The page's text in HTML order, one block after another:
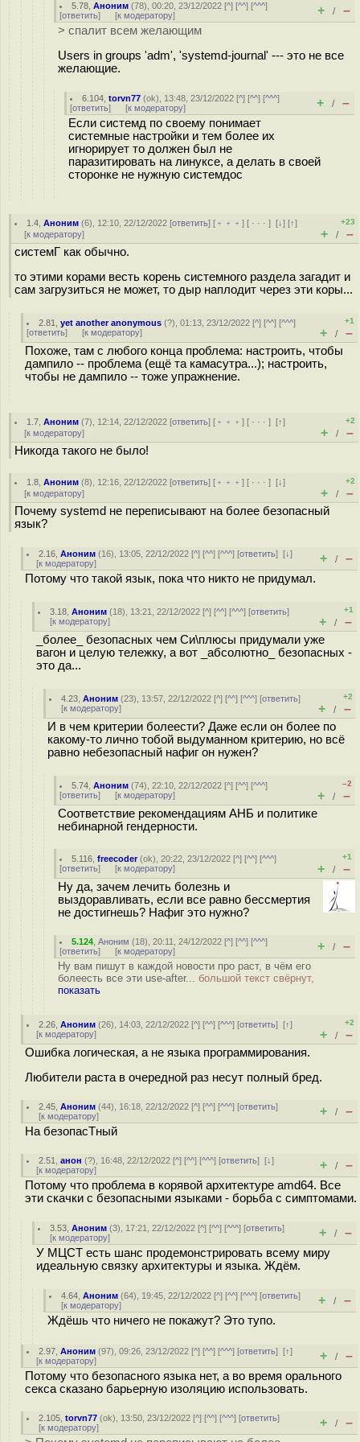
5.78 ,Аноним (78), 00:20, 23/12/2022 [^] [^^] [^^^]
[ответить] [к модератору] + / –
> спалит всем желающим
Users in groups 'adm', 'systemd-journal' --- это не все
желающие.
6.104 ,torvn77 (ok), 13:48, 23/12/2022 [^] [^^] [^^^]
[ответить] [к модератору] + / –
Если системд по своему понимает
системные настройки и тем более их
игнорирует то должен был не
паразитировать на линуксе, а делать в своей
сторонке не нужную системдос
1.4 ,Аноним (6), 12:10, 22/12/2022 [ответить] [ ﹢﹢﹢] [ · · ·][↓] [↑]
[к модератору]
+23
+ / –
системГ как обычно.
то этими корами весть корень системного раздела загадит и
сам загрузиться не может, то дыр наплодит через эти коры...
2.81 ,yet another anonymous (?), 01:13, 23/12/2022 [^] [^^] [^^^]
[ответить] [к модератору]
+1
+ / –
Похоже, там с любого конца проблема: настроить, чтобы
дампило -- проблема (ещё та камасутра...); настроить,
чтобы не дампило -- тоже упражнение.
1.7 ,Аноним (7), 12:14, 22/12/2022 [ответить] [ ﹢﹢﹢] [ · · ·][↑]
[к модератору]
+2
+ / –
Никогда такого не было!
1.8 ,Аноним (8), 12:16, 22/12/2022 [ответить] [ ﹢﹢﹢] [ · · ·][↓]
[к модератору]
+2
+ / –
Почему systemd не переписывают на более безопасный
язык?
2.16 ,Аноним (16), 13:05, 22/12/2022 [^] [^^] [^^^] [ответить][↓]
[к модератору] + / –
Потому что такой язык, пока что никто не придумал.
3.18 ,Аноним (18), 13:21, 22/12/2022 [^] [^^] [^^^] [ответить]
[к модератору]
+1
+ / –
_более_ безопасных чем Си\плюсы придумали уже
вагон и целую тележку, а вот _абсолютно_ безопасных -
это да...
4.23 ,Аноним (23), 13:57, 22/12/2022 [^] [^^] [^^^] [ответить]
[к модератору]
+2
+ / –
И в чем критерии болеести? Даже если он более по
какому-то лично тобой выдуманном критерию, но всё
равно небезопасный нафиг он нужен?
5.74 ,Аноним (74), 22:10, 22/12/2022 [^] [^^] [^^^]
[ответить] [к модератору]
–2
+ / –
Соответствие рекомендациям АНБ и политике
небинарной гендерности.
5.116 ,freecoder(ok), 20:22, 23/12/2022 [^] [^^] [^^^]
[ответить] [к модератору]
+1
+ / –
Ну да, зачем лечить болезнь и
выздоравливать, если все равно бессмертия
не достигнешь? Нафиг это нужно?
5.124 ,Аноним (18), 20:11, 24/12/2022 [^] [^^] [^^^]
[ответить] [к модератору] + / –
Ну вам пишут в каждой новости про раст, в чём его
болеесть все эти use-after... большой текст свёрнут,
показать
2.26 ,Аноним (26), 14:03, 22/12/2022 [^] [^^] [^^^] [ответить][↑]
[к модератору]
+2
+ / –
Ошибка логическая, а не языка программирования.
Любители раста в очередной раз несут полный бред.
2.45 ,Аноним (44), 16:18, 22/12/2022 [^] [^^] [^^^] [ответить]
[к модератору] + / –
На безопасТный
2.51 ,анон (?), 16:48, 22/12/2022 [^] [^^] [^^^] [ответить][↓]
[к модератору] + / –
Потому что проблема в корявой архитектуре amd64. Все
эти скачки с безопасными языками - борьба с симптомами.
3.53 ,Аноним (3), 17:21, 22/12/2022 [^] [^^] [^^^] [ответить]
[к модератору] + / –
У МЦСТ есть шанс продемонстрировать всему миру
идеальную связку архитектуры и языка. Ждём.
4.64 ,Аноним (64), 19:45, 22/12/2022 [^] [^^] [^^^] [ответить]
[к модератору] + / –
Ждёшь что ничего не покажут? Это тупо.
2.97 ,Аноним (97), 09:26, 23/12/2022 [^] [^^] [^^^] [ответить][↑]
[к модератору] + / –
Потому что безопасного языка нет, а во время орального
секса сказано барьерную изоляцию использовать.
2.105 ,torvn77 (ok), 13:50, 23/12/2022 [^] [^^] [^^^] [ответить]
[к модератору] + / –